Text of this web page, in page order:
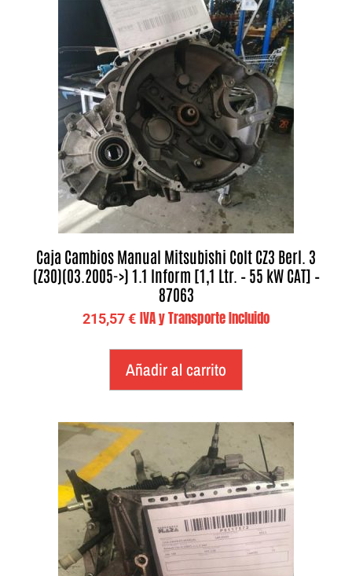
Caja Cambios Manual Mitsubishi Colt CZ3 Berl. 3
(Z30)(03.2005->) 1.1 Inform [1,1 Ltr. – 55 kW CAT] –
87063
215,57€ IVA y Transporte Incluido
Añadir al carrito